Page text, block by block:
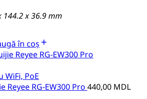
144.2 x 36.9 mm
în coș
PoE
Reyee RG-EW300 Pro 440,00 MDL